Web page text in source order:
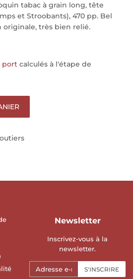
tabac à grain long, tête
et Stroobants), 470 pp. Bel
très bien relié.
port calculés à l'étape de
Newsletter
Inscrivez-vous à la
newsletter.
S'INSCRIRE